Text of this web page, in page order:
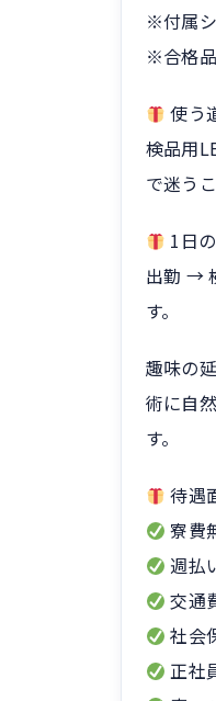
※付属
※合格
使う
検品用
で迷う
1日
出勤 →
す。
趣味の
術に自
す。
待遇
寮費
週払
交通
社会
正社